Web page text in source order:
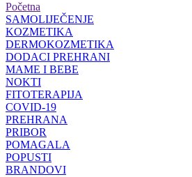
Početna
SAMOLIJEČENJE
KOZMETIKA
DERMOKOZMETIKA
DODACI PREHRANI
MAME I BEBE
NOKTI
FITOTERAPIJA
COVID-19
PREHRANA
PRIBOR
POMAGALA
POPUSTI
BRANDOVI